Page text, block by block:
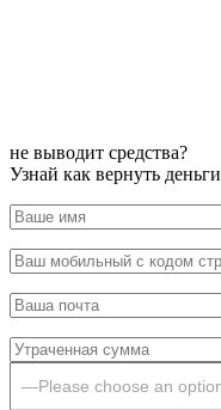
не выводит средства?
Узнай как вернуть деньги